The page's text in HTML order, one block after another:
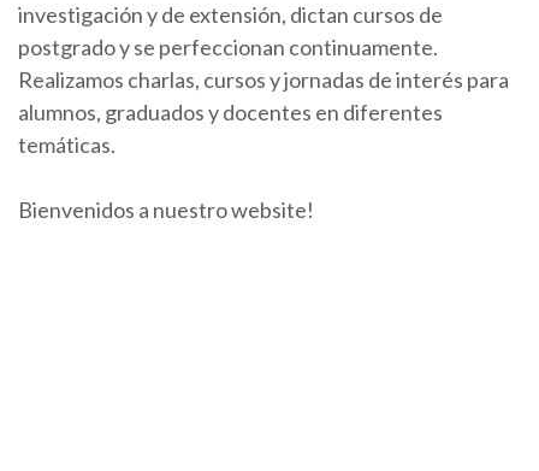
investigación y de extensión, dictan cursos de
postgrado y se perfeccionan continuamente.
Realizamos charlas, cursos y jornadas de interés para
alumnos, graduados y docentes en diferentes
temáticas.
Bienvenidos a nuestro website!